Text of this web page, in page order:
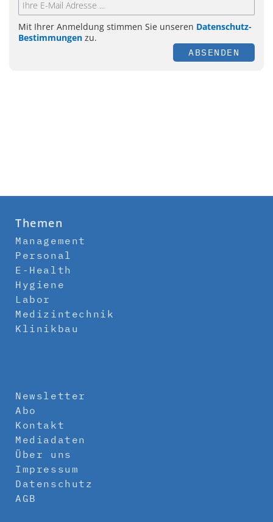
Mit Ihrer Anmeldung stimmen Sie unseren Datenschutz-
Bestimmungen zu.
ABSENDEN
Themen
Management
Personal
E-Health
Hygiene
Labor
Medizintechnik
Klinikbau
Newsletter
Abo
Kontakt
Mediadaten
Über uns
Impressum
Datenschutz
AGB